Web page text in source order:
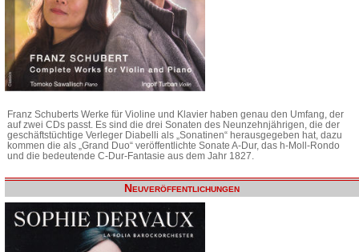
Franz Schuberts Werke für Violine und Klavier haben genau den Umfang, der
auf zwei CDs passt. Es sind die drei Sonaten des Neunzehnjährigen, die der
geschäftstüchtige Verleger Diabelli als „Sonatinen“ herausgegeben hat, dazu
kommen die als „Grand Duo“ veröffentlichte Sonate A-Dur, das h-Moll-Rondo
und die bedeutende C-Dur-Fantasie aus dem Jahr 1827.
Neuveröffentlichungen